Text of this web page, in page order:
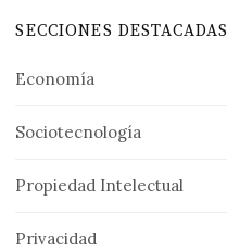
SECCIONES DESTACADAS
Economía
Sociotecnología
Propiedad Intelectual
Privacidad